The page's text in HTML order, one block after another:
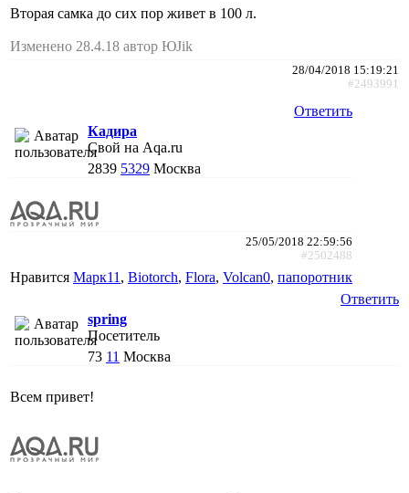
Вторая самка до сих пор живет в 100 л.
Изменено 28.4.18 автор ЮJik
28/04/2018 15:19:21
#2493991
Ответить
Кадира
Свой на Aqa.ru
2839 5329 Москва
25/05/2018 22:59:56
#2502488
Нравится Марк11 , Biotorch, Flora, Volcan0, папоротник
Ответить
spring
Посетитель
73 11 Москва
Всем привет!